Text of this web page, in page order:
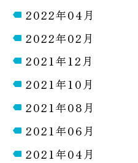
2022年04月
2022年02月
2021年12月
2021年10月
2021年08月
2021年06月
2021年04月